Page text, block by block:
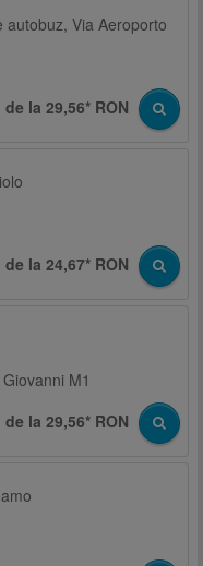
autobuz, Via Aeroporto
de la 29,56* RON
de la 24,67* RON
M1
de la 29,56* RON